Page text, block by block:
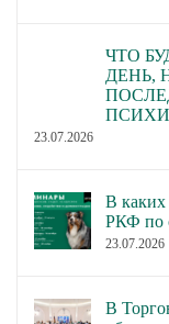
ЧТО
ДЕНЬ,
23.07.2026
В каких
РКФ по
23.07.2026
В